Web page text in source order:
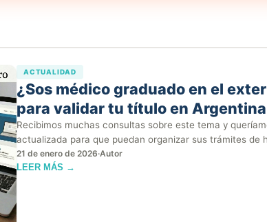
ACTUALIDAD
¿Sos médico graduado en el
para validar tu título en Argentina
Recibimos muchas consultas sobre este tema y
actualizada para que puedan organizar sus trámites de
21 de enero de 2026·Autor
LEER MÁS →